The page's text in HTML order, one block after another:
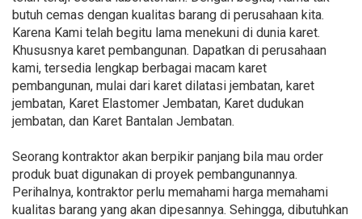
butuh cemas dengan kualitas barang di perusahaan kita.
Karena Kami telah begitu lama menekuni di dunia karet.
Khususnya karet pembangunan. Dapatkan di perusahaan
kami, tersedia lengkap berbagai macam karet
pembangunan, mulai dari karet dilatasi jembatan, karet
jembatan, Karet Elastomer Jembatan, Karet dudukan
jembatan, dan Karet Bantalan Jembatan.
Seorang kontraktor akan berpikir panjang bila mau order
produk buat digunakan di proyek pembangunannya.
Perihalnya, kontraktor perlu memahami harga memahami
kualitas barang yang akan dipesannya. Sehingga, dibutuhkan